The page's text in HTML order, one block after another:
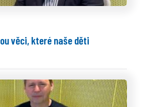
věci, které naše děti